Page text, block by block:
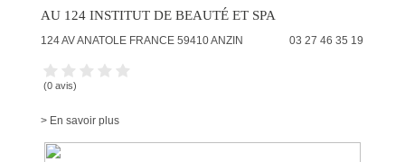
AU 124 INSTITUT DE BEAUTÉ ET SPA
124 AV ANATOLE FRANCE 59410ANZIN 03 27 46 35 19
(0 avis)
> En savoir plus